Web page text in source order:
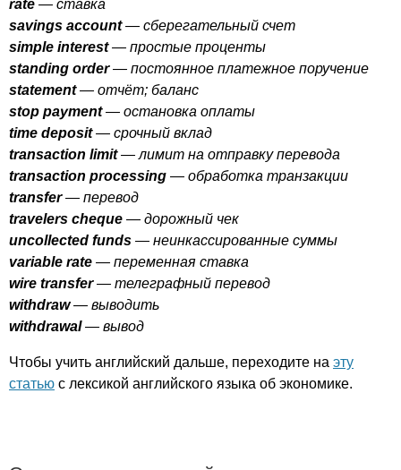
rate — ставка
savings account— сберегательный счет
simple interest — простые проценты
standing order— постоянное платежное поручение
statement — отчёт; баланс
stop payment— остановка оплаты
time deposit— срочный вклад
transaction limit— лимит на отправку перевода
transaction processing — обработка транзакции
transfer— перевод
travelers cheque — дорожный чек
uncollected funds — неинкассированные суммы
variable rate — переменная ставка
wire transfer— телеграфный перевод
withdraw — выводить
withdrawal — вывод
Чтобы учить английский дальше, переходите на эту
статью с лексикой английского языка об экономике.